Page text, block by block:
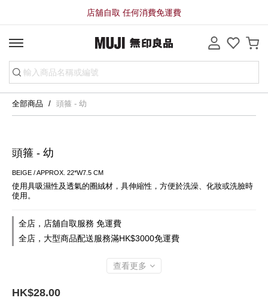
店舖自取 任何消費免運費
全部商品 頭箍 - 幼
頭箍 - 幼
BEIGE / APPROX. 22*W7.5 CM
使用具吸濕性及透氣的圈絨材，具伸縮性，方便於洗澡、化妝或洗臉時
使用。
全店，店舖自取服務 免運費
全店，大型商品配送服務滿HK$3000免運費
查看更多
HK$28.00